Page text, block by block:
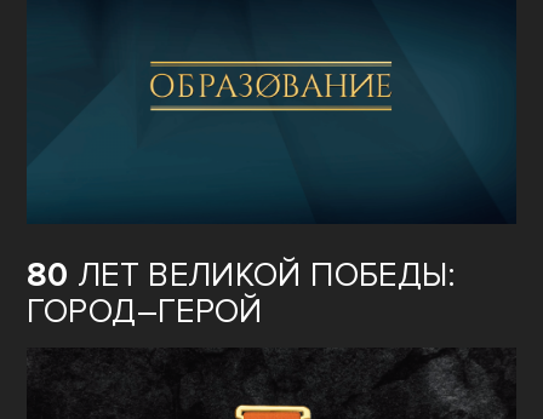
80 ЛЕТ ВЕЛИКОЙ ПОБЕДЫ:
ГОРОД–ГЕРОЙ